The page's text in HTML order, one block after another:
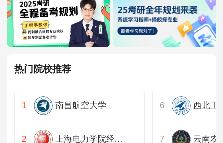
热门院校推荐
南昌航空大学
上海电力学院经济与管理学院 云南农